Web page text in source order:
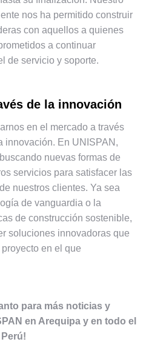
nos ha permitido construir
con aquellos a quienes
a continuar
de servicio y soporte.
de la innovación
en el mercado a través
innovación. En UNISPAN,
nuevas formas de
servicios para satisfacer las
nuestros clientes. Ya sea
de vanguardia o la
de construcción sostenible,
soluciones innovadoras que
en el que
para más noticias y
en Arequipa y en todo el
Perú!